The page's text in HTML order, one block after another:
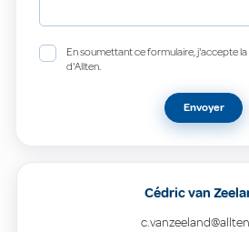
En soumettant ce formulaire, j'accepte
d'Allten.
Envoyer
Cédric van